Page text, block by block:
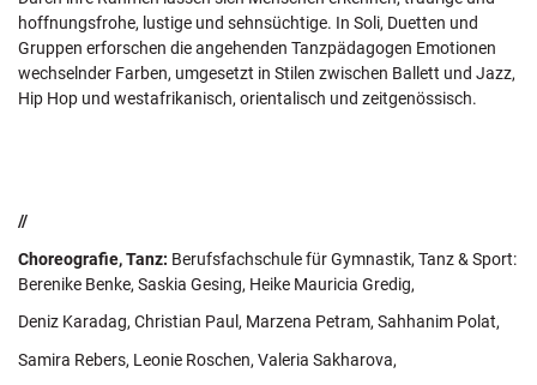
hoffnungsfrohe, lustige und sehnsüchtige. In Soli, Duetten und
Gruppen erforschen die angehenden Tanzpädagogen Emotionen
wechselnder Farben, umgesetzt in Stilen zwischen Ballett und Jazz,
Hip Hop und westafrikanisch, orientalisch und zeitgenössisch.
//
Choreografie, Tanz: Berufsfachschule für Gymnastik, Tanz & Sport:
Berenike Benke, Saskia Gesing, Heike Mauricia Gredig,
Deniz Karadag, Christian Paul, Marzena Petram, Sahhanim Polat,
Samira Rebers, Leonie Roschen, Valeria Sakharova,